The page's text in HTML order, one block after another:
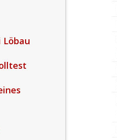
Löbau